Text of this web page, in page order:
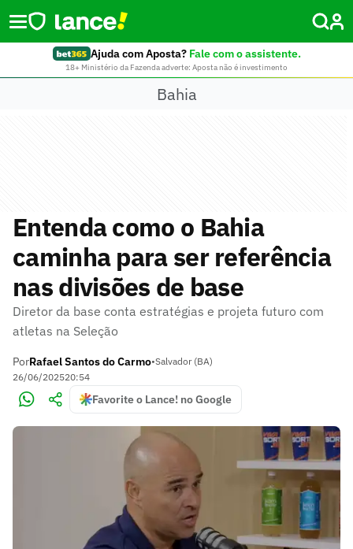
Ajuda com Aposta? Fale com o assistente.
18+ Ministério da Fazenda adverte: Aposta não é investimento
Bahia
Entenda como o Bahia
caminha para ser referência
nas divisões de base
Diretor da base conta estratégias e projeta futuro com
atletas na Seleção
PorRafael Santos do Carmo•Salvador (BA)
26/06/202520:54
Favorite o Lance! no Google